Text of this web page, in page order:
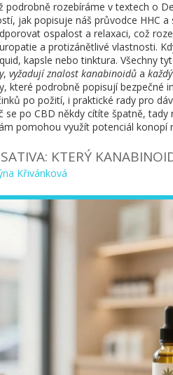
rozebíráme v textech o
jak popisuje náš průvodce HHC
ospalost a relaxaci, což
a protizánětlivé vlastnosti.
kapsle nebo tinktura. Všechny
, vyžadují znalost kanabinoidů a
které podrobně popisují bezpečné
po požití, i praktické rady pro
se po CBD někdy cítíte špatně,
pomohou využít potenciál konopí
KTERÝ
Křivánková